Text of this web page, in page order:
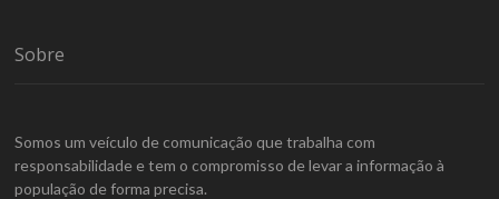
Sobre
Somos um veículo de comunicação que trabalha com
responsabilidade e tem o compromisso de levar a informação à
população de forma precisa.